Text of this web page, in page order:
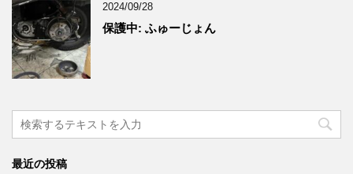
2024/09/28
保護中: ふゅーじょん
最近の投稿